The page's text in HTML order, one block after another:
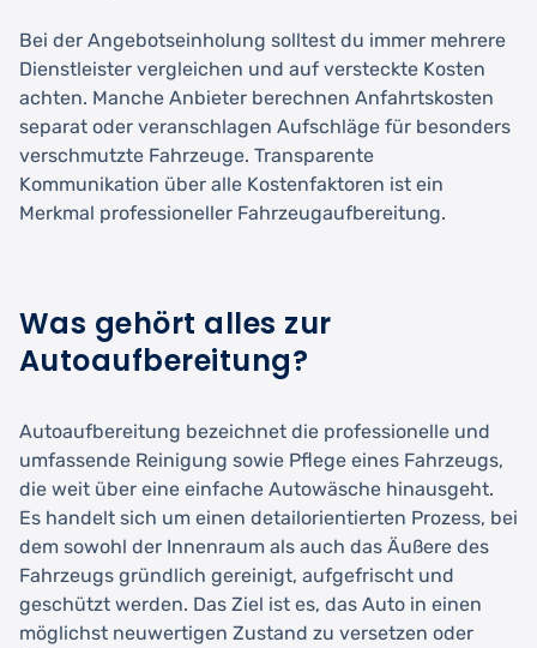
Bei der Angebotseinholung solltest du immer mehrere
Dienstleister vergleichen und auf versteckte Kosten
achten. Manche Anbieter berechnen Anfahrtskosten
separat oder veranschlagen Aufschläge für besonders
verschmutzte Fahrzeuge. Transparente
Kommunikation über alle Kostenfaktoren ist ein
Merkmal professioneller Fahrzeugaufbereitung.
Was gehört alles zur
Autoaufbereitung?
Autoaufbereitung bezeichnet die professionelle und
umfassende Reinigung sowie Pflege eines Fahrzeugs,
die weit über eine einfache Autowäsche hinausgeht.
Es handelt sich um einen detailorientierten Prozess, bei
dem sowohl der Innenraum als auch das Äußere des
Fahrzeugs gründlich gereinigt, aufgefrischt und
geschützt werden. Das Ziel ist es, das Auto in einen
möglichst neuwertigen Zustand zu versetzen oder